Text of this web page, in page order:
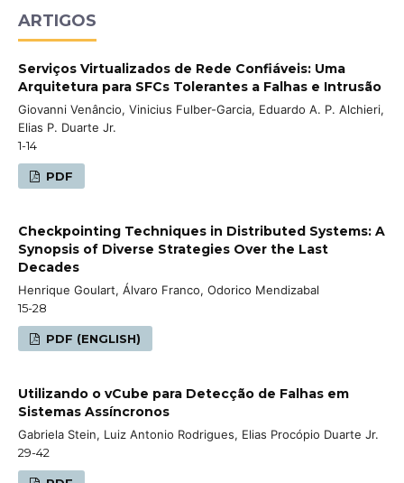
ARTIGOS
Serviços Virtualizados de Rede Confiáveis: Uma
Arquitetura para SFCs Tolerantes a Falhas e Intrusão
Giovanni Venâncio, Vinicius Fulber-Garcia, Eduardo A. P. Alchieri,
Elias P. Duarte Jr.
1-14
PDF
Checkpointing Techniques in Distributed Systems: A
Synopsis of Diverse Strategies Over the Last
Decades
Henrique Goulart, Álvaro Franco, Odorico Mendizabal
15-28
PDF (ENGLISH)
Utilizando o vCube para Detecção de Falhas em
Sistemas Assíncronos
Gabriela Stein, Luiz Antonio Rodrigues, Elias Procópio Duarte Jr.
29-42